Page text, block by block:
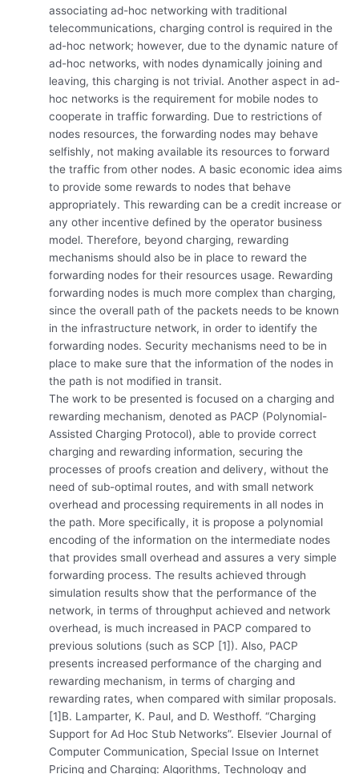
associating ad-hoc networking with traditional
telecommunications, charging control is required in the
ad-hoc network; however, due to the dynamic nature of
ad-hoc networks, with nodes dynamically joining and
leaving, this charging is not trivial. Another aspect in ad-
hoc networks is the requirement for mobile nodes to
cooperate in traffic forwarding. Due to restrictions of
nodes resources, the forwarding nodes may behave
selfishly, not making available its resources to forward
the traffic from other nodes. A basic economic idea aims
to provide some rewards to nodes that behave
appropriately. This rewarding can be a credit increase or
any other incentive defined by the operator business
model. Therefore, beyond charging, rewarding
mechanisms should also be in place to reward the
forwarding nodes for their resources usage. Rewarding
forwarding nodes is much more complex than charging,
since the overall path of the packets needs to be known
in the infrastructure network, in order to identify the
forwarding nodes. Security mechanisms need to be in
place to make sure that the information of the nodes in
the path is not modified in transit.
The work to be presented is focused on a charging and
rewarding mechanism, denoted as PACP (Polynomial-
Assisted Charging Protocol), able to provide correct
charging and rewarding information, securing the
processes of proofs creation and delivery, without the
need of sub-optimal routes, and with small network
overhead and processing requirements in all nodes in
the path. More specifically, it is propose a polynomial
encoding of the information on the intermediate nodes
that provides small overhead and assures a very simple
forwarding process. The results achieved through
simulation results show that the performance of the
network, in terms of throughput achieved and network
overhead, is much increased in PACP compared to
previous solutions (such as SCP [1]). Also, PACP
presents increased performance of the charging and
rewarding mechanism, in terms of charging and
rewarding rates, when compared with similar proposals.
[1]B. Lamparter, K. Paul, and D. Westhoff. “Charging
Support for Ad Hoc Stub Networks”. Elsevier Journal of
Computer Communication, Special Issue on Internet
Pricing and Charging: Algorithms, Technology and